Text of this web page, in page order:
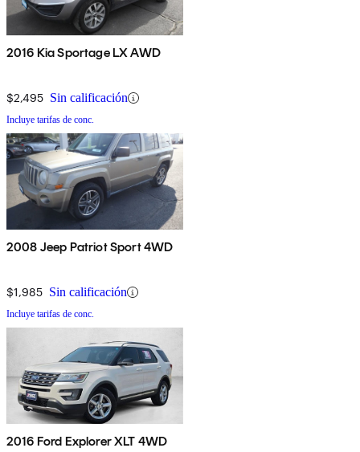
2016 Kia Sportage LX AWD
$2,495 Sin calificación
Incluye tarifas de conc.
2008 Jeep Patriot Sport 4WD
$1,985 Sin calificación
Incluye tarifas de conc.
2016 Ford Explorer XLT 4WD